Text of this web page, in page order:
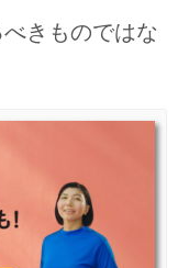
きものではな